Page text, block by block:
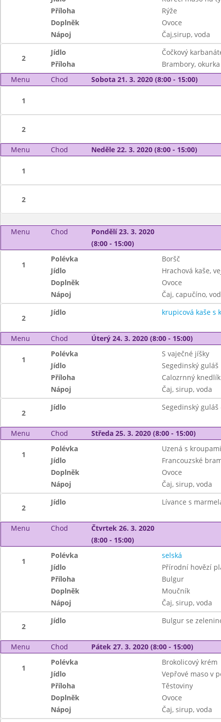
Příloha
Rýže
Doplněk
Ovoce
Nápoj
Čaj,sirup, voda
2
Jídlo
Čočkový
Příloha
Brambory, okurka
Menu
Chod Sobota 21. 3. 2020 (8:00 - 15:00)
1
2
Menu Chod Neděle 22. 3. 2020 (8:00 - 15:00)
1
2
Menu Chod
Pondělí 23. 3. 2020
(8:00 - 15:00)
1
Polévka
Boršč
Jídlo
Hrachová kaše,
Doplněk
Ovoce
Nápoj
Čaj, capučíno,
2
Jídlo krupicová kaše s
Menu Chod Úterý 24. 3. 2020 (8:00 - 15:00)
1
Polévka
S vaječné jíšky
Jídlo
Segedinský guláš
Příloha
Calozrnný knedlík
Nápoj
Čaj, sirup, voda
2
Jídlo Segedinský guláš
Menu Chod Středa 25. 3. 2020 (8:00 - 15:00)
1
Polévka
Uzená s kroupami
Jídlo
Francouzské
Doplněk
Ovoce
Nápoj
Čaj, sirup, voda
2
Jídlo Lívance s
Menu Chod
Čtvrtek 26. 3. 2020
(8:00 - 15:00)
1
Polévka
selská
Jídlo
Přírodní hovězí
Příloha
Bulgur
Doplněk
Moučník
Nápoj
Čaj, sirup, voda
2
Jídlo Bulgur se
Menu Chod Pátek 27. 3. 2020 (8:00 - 15:00)
1
Polévka
Brokolicový krém
Jídlo
Vepřové maso v
Příloha
Těstoviny
Doplněk
Ovoce
Nápoj
Čaj, sirup, voda